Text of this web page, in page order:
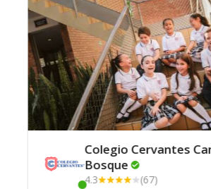
Colegio Cervantes
Bosque
4.3
(67)